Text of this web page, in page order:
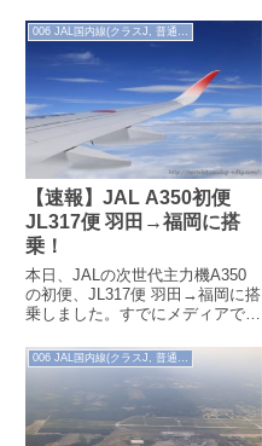
にせず背もたれを倒すことができ
ます。国際線機材が国内線で運航
される場合、機内WiFi、機内エン
ターテイメントが使えないので注
意が必要。それでもプチ海外旅行
気分を味わうことができますね。
006 JAL国内線(クラスJ, 普通席)
【速報】JAL A350初便
JL317便 羽田→福岡に搭
乗！
本日、JALの次世代主力機A350
の初便、JL317便 羽田→福岡に搭
乗しました。すでにメディアでの
詳細な内容が紹介されているも
の...
006 JAL国内線(クラスJ, 普通席)